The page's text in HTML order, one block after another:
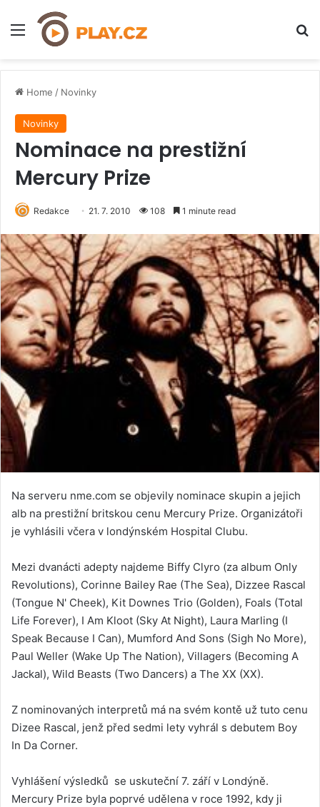
Menu
Home / Novinky
Novinky
Nominace na prestižní
Mercury Prize
Redakce 21. 7. 2010 108 1 minute read
Na serveru nme.com se objevily nominace skupin a jejich
alb na prestižní britskou cenu Mercury Prize. Organizátoři
je vyhlásili včera v londýnském Hospital Clubu.
Mezi dvanácti adepty najdeme Biffy Clyro (za album Only
Revolutions), Corinne Bailey Rae (The Sea), Dizzee Rascal
(Tongue N' Cheek), Kit Downes Trio (Golden), Foals (Total
Life Forever), I Am Kloot (Sky At Night), Laura Marling (I
Speak Because I Can), Mumford And Sons (Sigh No More),
Paul Weller (Wake Up The Nation), Villagers (Becoming A
Jackal), Wild Beasts (Two Dancers) a The XX (XX).
Z nominovaných interpretů má na svém kontě už tuto cenu
Dizee Rascal, jenž před sedmi lety vyhrál s debutem Boy
In Da Corner.
Vyhlášení výsledků se uskuteční 7. září v Londýně.
Mercury Prize byla poprvé udělena v roce 1992, kdy ji